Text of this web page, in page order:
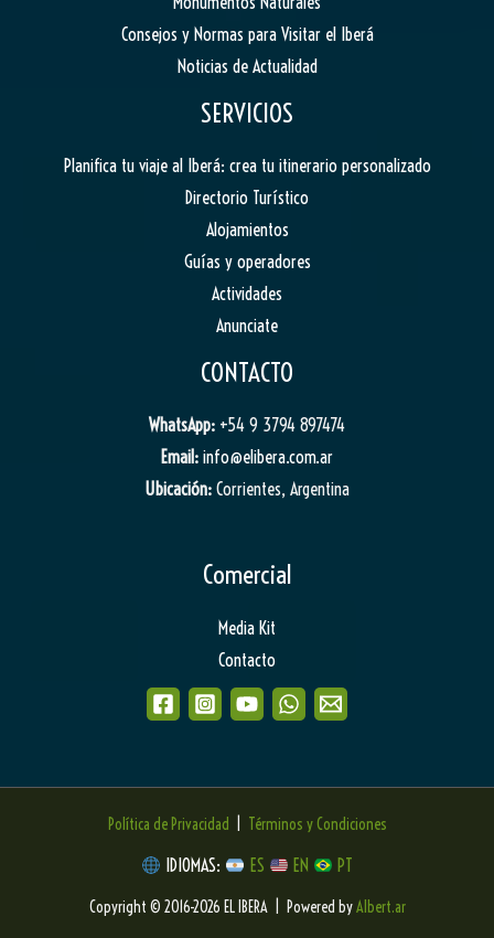
Consejos y Normas para Visitar el Iberá
Noticias de Actualidad
SERVICIOS
Planifica tu viaje al Iberá: crea tu itinerario personalizado
Directorio Turístico
Alojamientos
Guías y operadores
Actividades
Anunciate
CONTACTO
WhatsApp: +54 9 3794 897474
Email: info@elibera.com.ar
Ubicación: Corrientes, Argentina
Comercial
Media Kit
Contacto
Política de Privacidad Términos y Condiciones
IDIOMAS: ES EN PT
Copyright © 2016-2026 EL IBERA | Powered byAlbert.ar